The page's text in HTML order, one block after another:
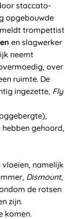
staccato-
opgebouwde
trompettist
en slagwerker
neemt
over
ruimte. De
ingezette, Fly
gehoord,
namelijk
Dismount,
de rotsen
zijn.
komen.